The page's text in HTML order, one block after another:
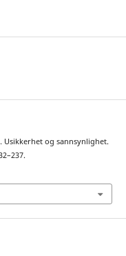
Usikkerhet og sannsynlighet.